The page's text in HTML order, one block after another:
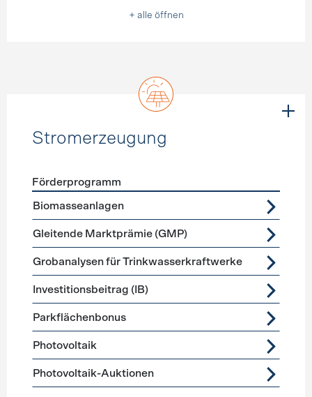
+ alle öffnen
Stromerzeugung
Förderprogramme
Förderprogramm
Biomasseanlagen
Gleitende Marktprämie (GMP)
Grobanalysen für Trinkwasserkraftwerke
Investitionsbeitrag (IB)
Parkflächenbonus
Photovoltaik
Photovoltaik-Auktionen